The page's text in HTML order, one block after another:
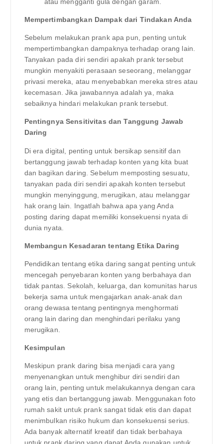
atau mengganti gula dengan garam.
Mempertimbangkan Dampak dari Tindakan Anda
Sebelum melakukan prank apa pun, penting untuk
mempertimbangkan dampaknya terhadap orang lain.
Tanyakan pada diri sendiri apakah prank tersebut
mungkin menyakiti perasaan seseorang, melanggar
privasi mereka, atau menyebabkan mereka stres atau
kecemasan. Jika jawabannya adalah ya, maka
sebaiknya hindari melakukan prank tersebut.
Pentingnya Sensitivitas dan Tanggung Jawab
Daring
Di era digital, penting untuk bersikap sensitif dan
bertanggung jawab terhadap konten yang kita buat
dan bagikan daring. Sebelum memposting sesuatu,
tanyakan pada diri sendiri apakah konten tersebut
mungkin menyinggung, merugikan, atau melanggar
hak orang lain. Ingatlah bahwa apa yang Anda
posting daring dapat memiliki konsekuensi nyata di
dunia nyata.
Membangun Kesadaran tentang Etika Daring
Pendidikan tentang etika daring sangat penting untuk
mencegah penyebaran konten yang berbahaya dan
tidak pantas. Sekolah, keluarga, dan komunitas harus
bekerja sama untuk mengajarkan anak-anak dan
orang dewasa tentang pentingnya menghormati
orang lain daring dan menghindari perilaku yang
merugikan.
Kesimpulan
Meskipun prank daring bisa menjadi cara yang
menyenangkan untuk menghibur diri sendiri dan
orang lain, penting untuk melakukannya dengan cara
yang etis dan bertanggung jawab. Menggunakan foto
rumah sakit untuk prank sangat tidak etis dan dapat
menimbulkan risiko hukum dan konsekuensi serius.
Ada banyak alternatif kreatif dan tidak berbahaya